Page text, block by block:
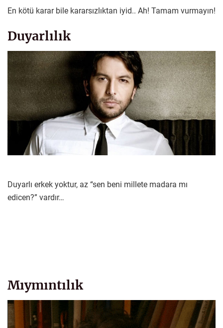
En kötü karar bile kararsızlıktan iyid.. Ah! Tamam vurmayın!
Duyarlılık
Duyarlı erkek yoktur, az “sen beni millete madara mı
edicen?” vardır…
Mıymıntılık